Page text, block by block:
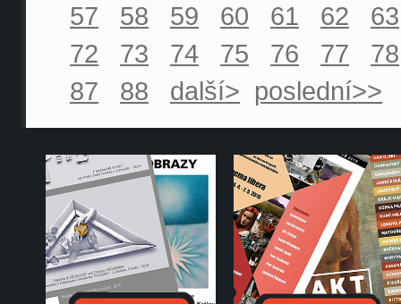
57
58 59 60 61 62
63
72
73 74 75 76 77
78
87
88 další> poslední>>